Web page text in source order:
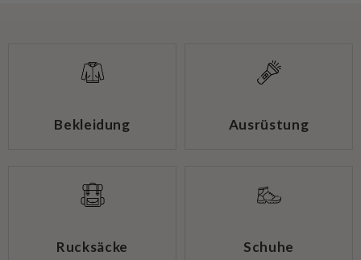
Bekleidung Ausrüstung
Rucksäcke Schuhe